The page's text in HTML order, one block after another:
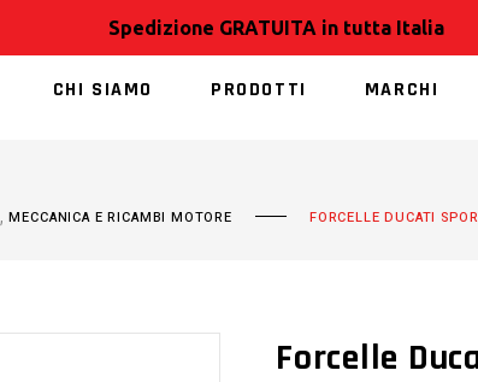
Spedizione GRATUITA in tutta Italia
CHI SIAMO PRODOTTI MARCHI
,MECCANICA E RICAMBI MOTORE FORCELLE DUCATI
Forcelle